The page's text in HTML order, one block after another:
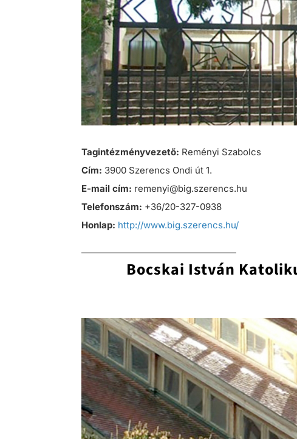
Tagintézményvezető: Reményi Szabolcs
Cím: 3900 Szerencs Ondi út 1.
E-mail cím: remenyi@big.szerencs.hu
Telefonszám: +36/20-327-0938
Honlap: http://www.big.szerencs.hu/
—————————————————
Bocskai István